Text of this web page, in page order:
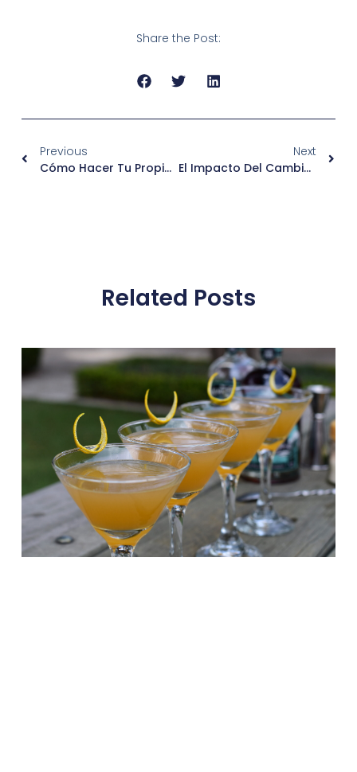
Share the Post:
Previous
Cómo Hacer Tu Propio Ron Infusionado En Casa
Next
El Impacto Del Cambio Climático En La Producción De Ron
Related Posts